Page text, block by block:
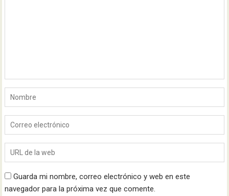
Guarda mi nombre, correo electrónico y web en este
navegador para la próxima vez que comente.